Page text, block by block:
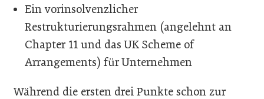
Ein vorinsolvenzlicher
Restrukturierungsrahmen (angelehnt an
Chapter 11 und das UK Scheme of
Arrangements) für Unternehmen
Während die ersten drei Punkte schon zur